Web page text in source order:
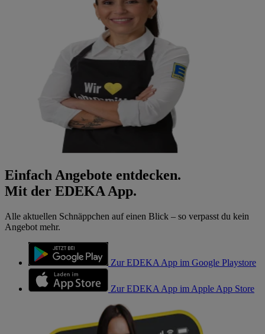
Einfach Angebote entdecken.
Mit der EDEKA App.
Alle aktuellen Schnäppchen auf einen Blick – so verpasst du kein
Angebot mehr.
Zur EDEKA App im Google Playstore
Zur EDEKA App im Apple App Store